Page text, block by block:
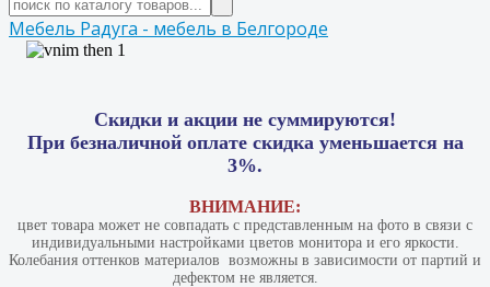
Мебель Радуга - мебель в Белгороде
Скидки и акции не суммируются!
При безналичной оплате скидка уменьшается на
3%.
ВНИМАНИЕ:
цвет товара может не совпадать с представленным на фото в связи с
индивидуальными настройками цветов монитора и его яркости.
Колебания оттенков материалов​ ​ возможны в зависимости от партий и
дефектом не является.